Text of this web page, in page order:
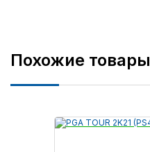
Похожие товары